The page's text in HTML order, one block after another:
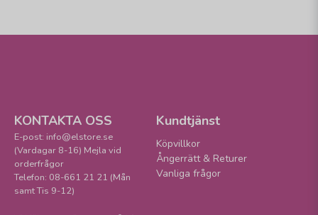
KONTAKTA OSS
E-post: info@elstore.se
(Vardagar 8-16) Mejla vid
orderfrågor
Telefon: 08-661 21 21 (Mån
samt Tis 9-12)
Kundtjänst
Köpvillkor
Ångerrätt & Returer
Vanliga frågor